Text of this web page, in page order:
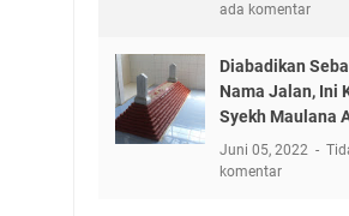
ada komentar
Diabadikan
Nama Jalan, Ini
Syekh Maulana
Juni 05, 2022
komentar